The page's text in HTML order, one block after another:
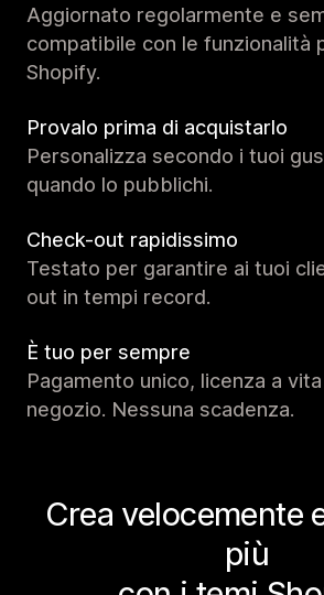
Aggiornato regolarmente e
compatibile con le funzionalità
Shopify.
Provalo prima di acquistarlo
Personalizza secondo i tuoi
quando lo pubblichi.
Check-out rapidissimo
Testato per garantire ai tuoi
out in tempi record.
È tuo per sempre
Pagamento unico, licenza a
negozio. Nessuna scadenza.
Crea velocemente
più